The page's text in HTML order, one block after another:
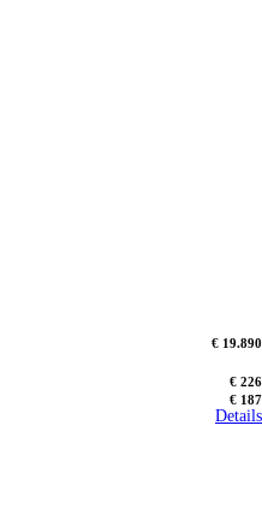
€ 19.890
€ 226
€ 187
Details